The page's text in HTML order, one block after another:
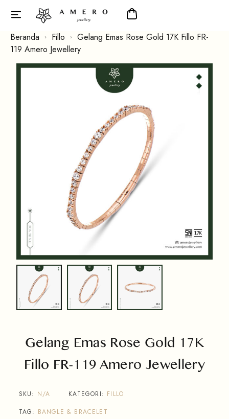
Beranda Fillo
Gelang Emas Rose Gold 17K Fillo FR-
119 Amero Jewellery
Gelang Emas Rose Gold 17K
Fillo FR-119 Amero Jewellery
SKU: N/A KATEGORI: FILLO
TAG: BANGLE & BRACELET